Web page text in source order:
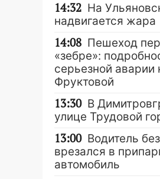
14:32 На
надвигается жара
14:08 Пешеход
«зебре»:
серьезной аварии
Фруктовой
13:30 В
улице Трудовой
13:00 Водитель
врезался в
автомобиль